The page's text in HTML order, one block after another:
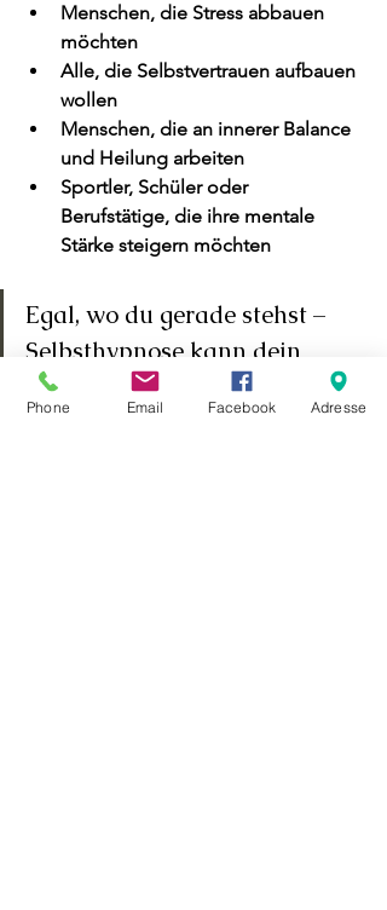
Menschen, die Stress abbauen
möchten
Alle, die Selbstvertrauen aufbauen
wollen
Menschen, die an innerer Balance
und Heilung arbeiten
Sportler, Schüler oder
Berufstätige, die ihre mentale
Stärke steigern möchten
Egal, wo du gerade stehst –
Selbsthypnose kann dein
Schlüssel zu mehr
Lebensfreude sein.
Phone Email Facebook Adresse